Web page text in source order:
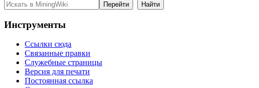
Инструменты
Ссылки сюда
Связанные правки
Служебные страницы
Версия для печати
Постоянная ссылка